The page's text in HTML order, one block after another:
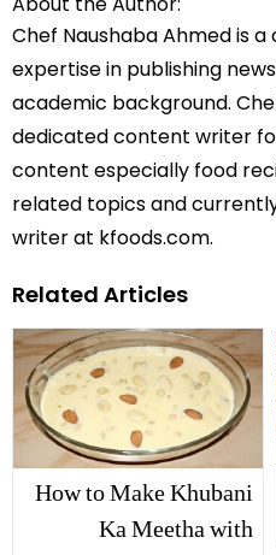
Chef Naushaba Ahmed is
expertise in publishing
academic background.
dedicated content writer
content especially food
related topics and
writer at kfoods.com.
Related Articles
How to Make Khubani
Ka Meetha with